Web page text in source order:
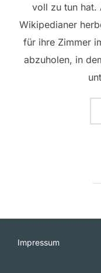
voll zu tun hat.
Wikipedianer
für ihre Zimmer
abzuholen, in
Impressum